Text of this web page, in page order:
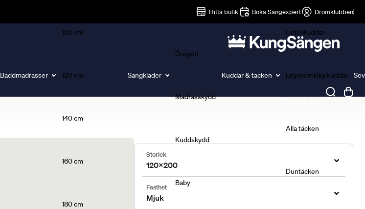
Hitta butik Boka Sängexpert Drömklubben
Bäddmadrasser
105 cm
120 cm
140 cm
160 cm
180 cm
Sängkläder
Örngott
Madrasskydd
Kuddskydd
Baby
Kuddar & täcken
Hotellkuddar
Ergonomiska kuddar
Alla täcken
Duntäcken
Storlek
120x200
Fasthet
Mjuk